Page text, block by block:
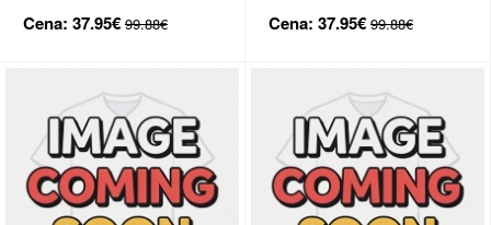
Cena: 37.95€ 99.88€
27 Kratek Rokav
Cena: 37.95€ 99.88€